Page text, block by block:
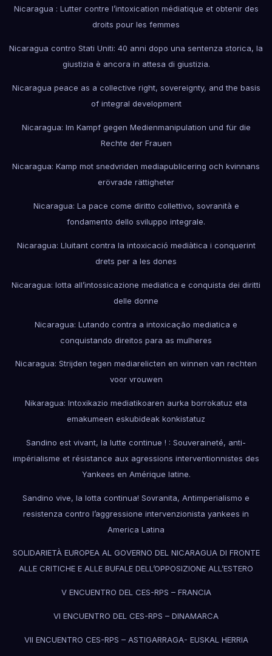
Nicaragua : Lutter contre l’intoxication médiatique et obtenir des
droits pour les femmes
Nicaragua contro Stati Uniti: 40 anni dopo una sentenza storica, la
giustizia è ancora in attesa di giustizia.
Nicaragua peace as a collective right, sovereignty, and the basis
of integral development
Nicaragua: Im Kampf gegen Medienmanipulation und für die
Rechte der Frauen
Nicaragua: Kamp mot snedvriden mediapublicering och kvinnans
erövrade rättigheter
Nicaragua: La pace come diritto collettivo, sovranità e
fondamento dello sviluppo integrale.
Nicaragua: Lluitant contra la intoxicació mediàtica i conquerint
drets per a les dones
Nicaragua: lotta all’intossicazione mediatica e conquista dei diritti
delle donne
Nicaragua: Lutando contra a intoxicação mediatica e
conquistando direitos para as mulheres
Nicaragua: Strijden tegen mediarelicten en winnen van rechten
voor vrouwen
Nikaragua: Intoxikazio mediatikoaren aurka borrokatuz eta
emakumeen eskubideak konkistatuz
Sandino est vivant, la lutte continue ! : Souveraineté, anti-
impérialisme et résistance aux agressions interventionnistes des
Yankees en Amérique latine.
Sandino vive, la lotta continua! Sovranita, Antimperialismo e
resistenza contro l’aggressione intervenzionista yankees in
America Latina
SOLIDARIETÀ EUROPEA AL GOVERNO DEL NICARAGUA DI FRONTE
ALLE CRITICHE E ALLE BUFALE DELL’OPPOSIZIONE ALL’ESTERO
V ENCUENTRO DEL CES-RPS – FRANCIA
VI ENCUENTRO DEL CES-RPS – DINAMARCA
VII ENCUENTRO CES-RPS – ASTIGARRAGA- EUSKAL HERRIA